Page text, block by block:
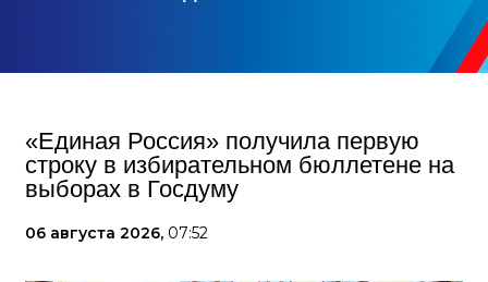
«Единая Россия» получила первую
строку в избирательном бюллетене на
выборах в Госдуму
06 августа 2026, 07:52